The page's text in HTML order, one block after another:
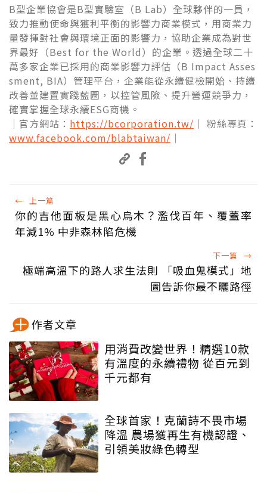
B型企業協會是B型實驗室（B Lab）全球夥伴的一員，
致力推動使命與獲利平衡的影響力商業模式，用商業力
量發揮對社會與環境正面的影響力，協助企業成為對世
界最好（Best for the World）的企業。透過全球二十
萬多家企業已採用的商業影響力評估（B Impact Asses
sment, BIA）管理平台，企業能從永續健檢開始、持續
改善並建置實踐藍圖，以控管風險、提升營運競爭力，
確實掌握全球永續ESG商機。
｜官方網站： https://bcorporation.tw/ ｜ 粉絲專頁：
www.facebook.com/blabtaiwan/ ｜
← 上一篇
你的吉他面板是黑心烏木？濫伐百年、覆蓋率
年減1% 中非森林陷危機
下一篇 →
極端高溫下的路人求生法則 「吸血鬼模式」地
圖告訴你最不曬路徑
作者文章
用消費改變世界！精選10款
有溫度的永續禮物 從百元到
千元都有
全球首家！克蘭詩不畏市場
降溫 農場獲再生有機認證、
引領美妝綠色轉型